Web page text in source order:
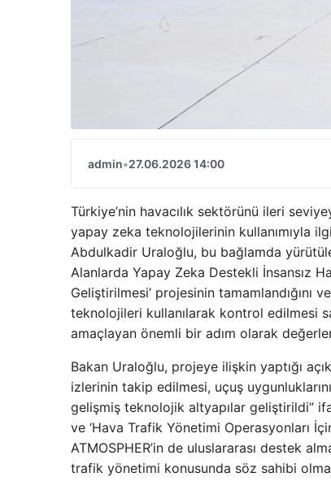
admin•27.06.2026 14:00
Türkiye’nin havacılık sektörünü ileri
yapay zeka teknolojilerinin kullanımıyla
Abdulkadir Uraloğlu, bu bağlamda
Alanlarda Yapay Zeka Destekli İnsansız
Geliştirilmesi’ projesinin tamamlandığını
teknolojileri kullanılarak kontrol edilmesi
amaçlayan önemli bir adım olarak
Bakan Uraloğlu, projeye ilişkin yaptığı
izlerinin takip edilmesi, uçuş
gelişmiş teknolojik altyapılar geliştirildi”
ve ‘Hava Trafik Yönetimi Operasyonları
ATMOSPHER’in de uluslararası destek
trafik yönetimi konusunda söz sahibi